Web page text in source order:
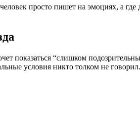
просто пишет на эмоциях, а где
показаться “слишком
условия никто толком не говорил.